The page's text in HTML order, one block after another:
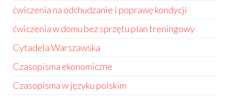
ćwiczenia na odchudzanie i poprawę kondycji
ćwiczenia w domu bez sprzętu plan treningowy
Cytadela Warszawska
Czasopisma ekonomiczne
Czasopisma w języku polskim